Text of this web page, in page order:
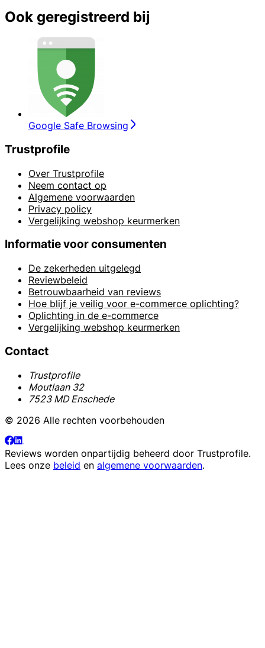
Ook geregistreerd bij
Google Safe Browsing
Trustprofile
Over Trustprofile
Neem contact op
Algemene voorwaarden
Privacy policy
Vergelijking webshop keurmerken
Informatie voor consumenten
De zekerheden uitgelegd
Reviewbeleid
Betrouwbaarheid van reviews
Hoe blijf je veilig voor e-commerce oplichting?
Oplichting in de e-commerce
Vergelijking webshop keurmerken
Contact
Trustprofile
Moutlaan 32
7523 MD Enschede
© 2026 Alle rechten voorbehouden
Reviews worden onpartijdig beheerd door Trustprofile.
Lees onze beleid en algemene voorwaarden.